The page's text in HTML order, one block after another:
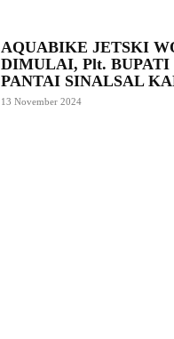
AQUABIKE JETSKI
DIMULAI, Plt. BUPATI
PANTAI SINALSAL
13 November 2024